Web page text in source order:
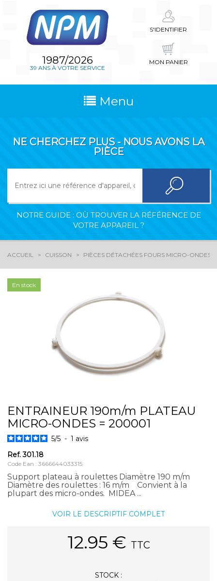
1987/2026
39 ANS À VOTRE SERVICE
S'IDENTIFIER
MON PANIER
Menu
NE CHERCHEZ PLUS - NOUS AVONS LA
PIÈCE
NOTRE GUIDE : OÙ TROUVER LA RÉFÉRENCE DE
VOTRE APPAREIL ?
ACCUEIL CUISSON PIÈCES DÉTACHÉES FOURS MICRO-ONDES
En stock
ENTRAINEUR 190m/m PLATEAU
MICRO-ONDES = 200001
5/5 - 1 avis
Ref.301.18
Code Ean : 3666644033315
Support plateau à roulettes Diamètre 190 m/m
Diamètre des roulettes : 16 m/m Convient à la
plupart des micro-ondes. MIDEA ...
VOIR LE DESCRIPTIF COMPLET
12.95 € TTC
STOCK :